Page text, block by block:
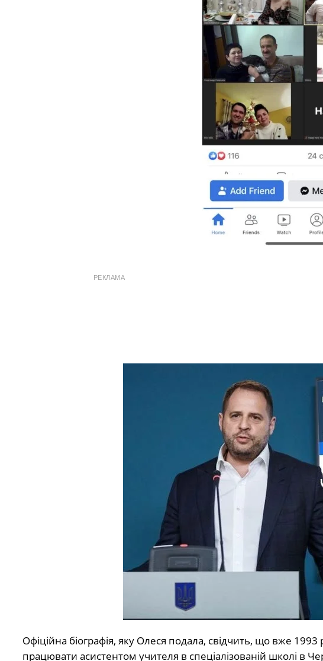
РЕКЛАМА
Офіційна біографія, яку Олеся подала, свідчить, що вже
працювати асистентом учителя в спеціалізованій школі в